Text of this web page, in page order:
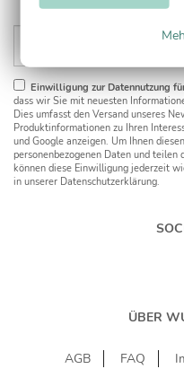
Einwilligung zur Datennutzung
dass wir Sie mit neuesten
Dies umfasst den Versand unseres
Produktinformationen zu Ihren
und Google anzeigen. Um Ihnen
personenbezogenen Daten und
können diese Einwilligung jederzeit
in unserer Datenschutzerklärung.
ÜBER
AGB FAQ